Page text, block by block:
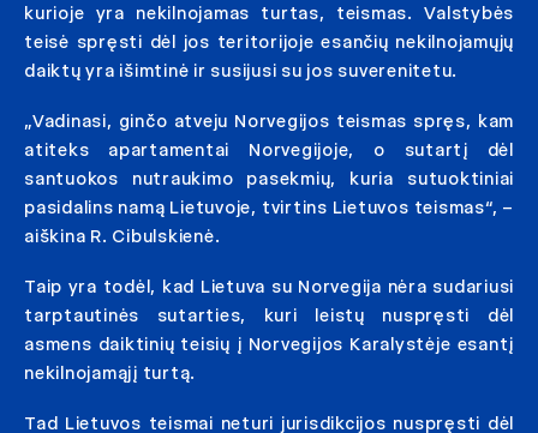
kurioje yra nekilnojamas turtas, teismas. Valstybės
teisė spręsti dėl jos teritorijoje esančių nekilnojamųjų
daiktų yra išimtinė ir susijusi su jos suverenitetu.
„Vadinasi, ginčo atveju Norvegijos teismas spręs, kam
atiteks apartamentai Norvegijoje, o sutartį dėl
santuokos nutraukimo pasekmių, kuria sutuoktiniai
pasidalins namą Lietuvoje, tvirtins Lietuvos teismas“, –
aiškina R. Cibulskienė.
Taip yra todėl, kad Lietuva su Norvegija nėra sudariusi
tarptautinės sutarties, kuri leistų nuspręsti dėl
asmens daiktinių teisių į Norvegijos Karalystėje esantį
nekilnojamąjį turtą.
Tad Lietuvos teismai neturi jurisdikcijos nuspręsti dėl